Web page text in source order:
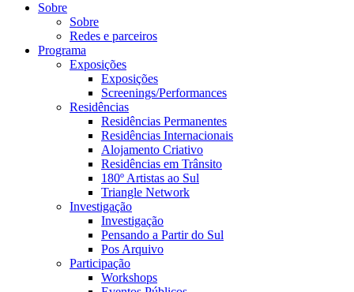
Sobre
Sobre
Redes e parceiros
Programa
Exposições
Exposições
Screenings/Performances
Residências
Residências Permanentes
Residências Internacionais
Alojamento Criativo
Residências em Trânsito
180º Artistas ao Sul
Triangle Network
Investigação
Investigação
Pensando a Partir do Sul
Pos Arquivo
Participação
Workshops